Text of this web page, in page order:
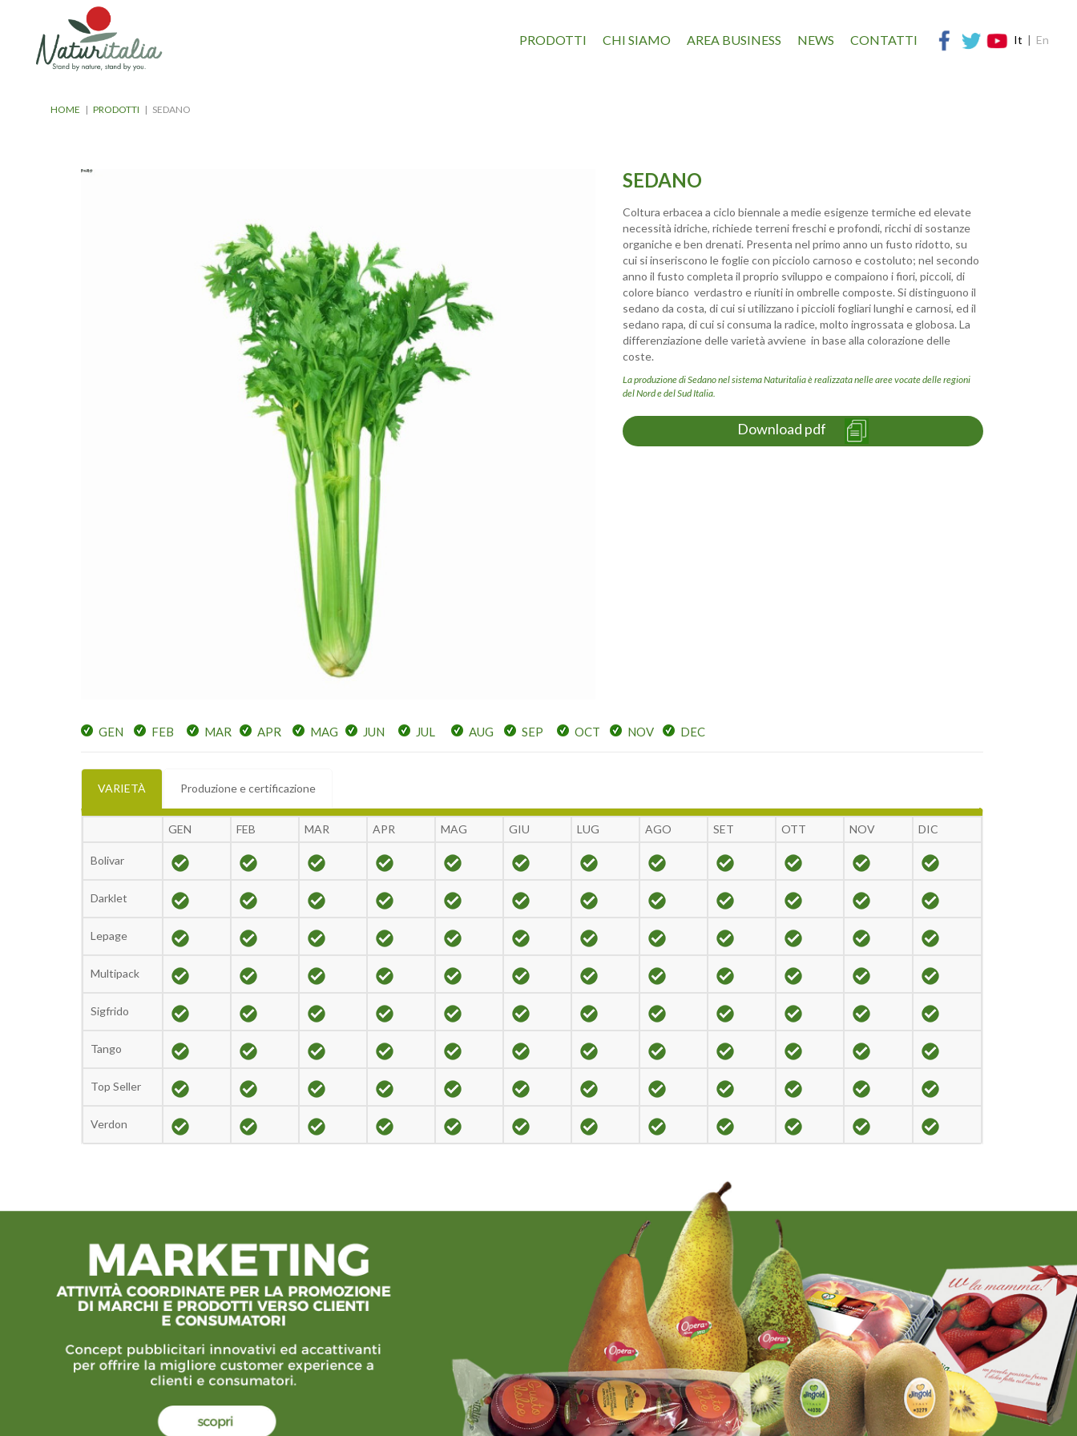
It | En
PRODOTTI CHI SIAMO AREA BUSINESS NEWS CONTATTI
HOME | PRODOTTI | SEDANO
SEDANO
Coltura erbacea a ciclo biennale a medie esigenze termiche ed elevate
necessità idriche, richiede terreni freschi e profondi, ricchi di sostanze
organiche e ben drenati. Presenta nel primo anno un fusto ridotto, su
cui si inseriscono le foglie con picciolo carnoso e costoluto; nel secondo
anno il fusto completa il proprio sviluppo e compaiono i fiori, piccoli, di
colore bianco ­ verdastro e riuniti in ombrelle composte. Si distinguono il
sedano da costa, di cui si utilizzano i piccioli fogliari lunghi e carnosi, ed il
sedano rapa, di cui si consuma la radice, molto ingrossata e globosa. La
differenziazione delle varietà avviene in base alla colorazione delle
coste.
La produzione di Sedano nel sistema Naturitalia è realizzata nelle aree vocate delle regioni
del Nord e del Sud Italia.
Download pdf
GEN FEB MAR APR MAG JUN JUL AUG SEP OCT NOV DEC
VARIETÀ Produzione e certificazione
GEN FEB MAR APR MAG GIU LUG AGO SET OTT NOV DIC
Bolivar
Darklet
Lepage
Multipack
Sigfrido
Tango
Top Seller
Verdon